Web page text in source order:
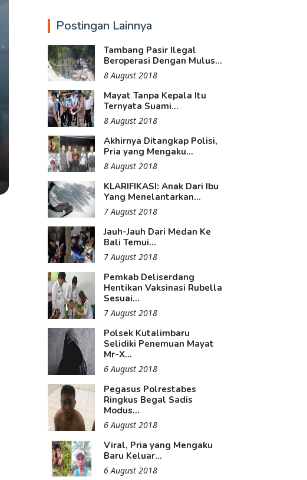
Postingan Lainnya
Tambang Pasir Ilegal
Beroperasi Dengan Mulus...
8 August 2018
Mayat Tanpa Kepala Itu
Ternyata Suami...
8 August 2018
Akhirnya Ditangkap Polisi,
Pria yang Mengaku...
8 August 2018
KLARIFIKASI: Anak Dari Ibu
Yang Menelantarkan...
7 August 2018
Jauh-Jauh Dari Medan Ke
Bali Temui...
7 August 2018
Pemkab Deliserdang
Hentikan Vaksinasi Rubella
Sesuai...
7 August 2018
Polsek Kutalimbaru
Selidiki Penemuan Mayat
Mr-X...
6 August 2018
Pegasus Polrestabes
Ringkus Begal Sadis
Modus...
6 August 2018
Viral, Pria yang Mengaku
Baru Keluar...
6 August 2018